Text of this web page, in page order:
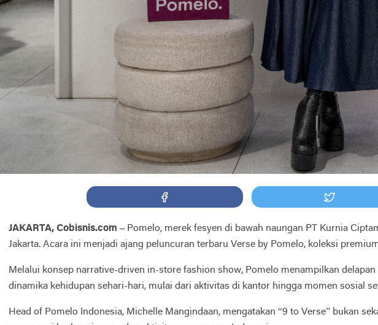
JAKARTA, Cobisnis.com – Pomelo, merek fesyen di bawah naungan PT Kurnia
Jakarta. Acara ini menjadi ajang peluncuran terbaru Verse by Pomelo, koleksi
Melalui konsep narrative-driven in-store fashion show, Pomelo menampilkan
dinamika kehidupan sehari-hari, mulai dari aktivitas di kantor hingga momen sosial
Head of Pomelo Indonesia, Michelle Mangindaan, mengatakan “9 to Verse” bukan